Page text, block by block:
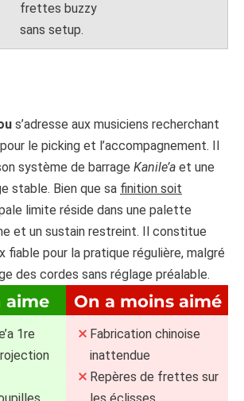
frettes buzzy
sans setup.
s’adresse aux musiciens recherchant
le picking et l’accompagnement. Il
système de barrage Kanile’a et une
stable. Bien que sa finition soit
limite réside dans une palette
et un sustain restreint. Il constitue
fiable pour la pratique régulière, malgré
des cordes sans réglage préalable.
aime
1re
On a moins aimé
Fabrication chinoise
inattendue
Repères de frettes sur